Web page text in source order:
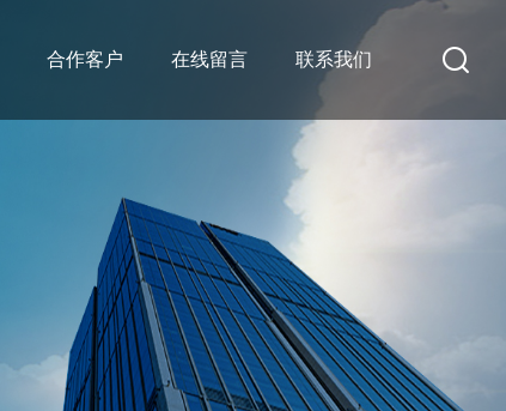
合作客户 在线留言 联系我们